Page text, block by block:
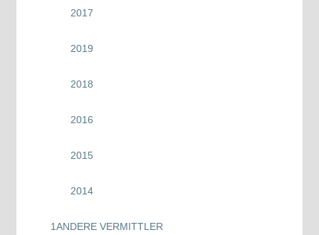
2017
2019
2018
2016
2015
2014
1ANDERE VERMITTLER